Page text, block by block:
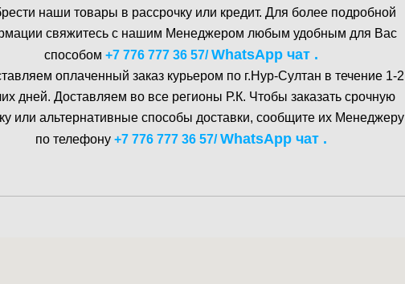
наши товары в рассрочку или кредит. Для более подробной
свяжитесь с нашим Менеджером любым удобным для Вас
способом +7 776 777 36 57/WhatsA pp чат .
оплаченный заказ курьером по г.Нур-Cултан в течение 1-2
дней. Доставляем во все регионы Р.К. Чтобы заказать срочную
или альтернативные способы доставки, сообщите их Менеджеру
по телефону +7 776 777 36 57/WhatsA pp чат .